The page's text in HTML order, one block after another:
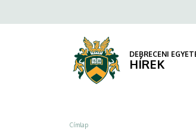
tudomány
a
DEBRECENI
HÍREK
Morzsa
Címlap